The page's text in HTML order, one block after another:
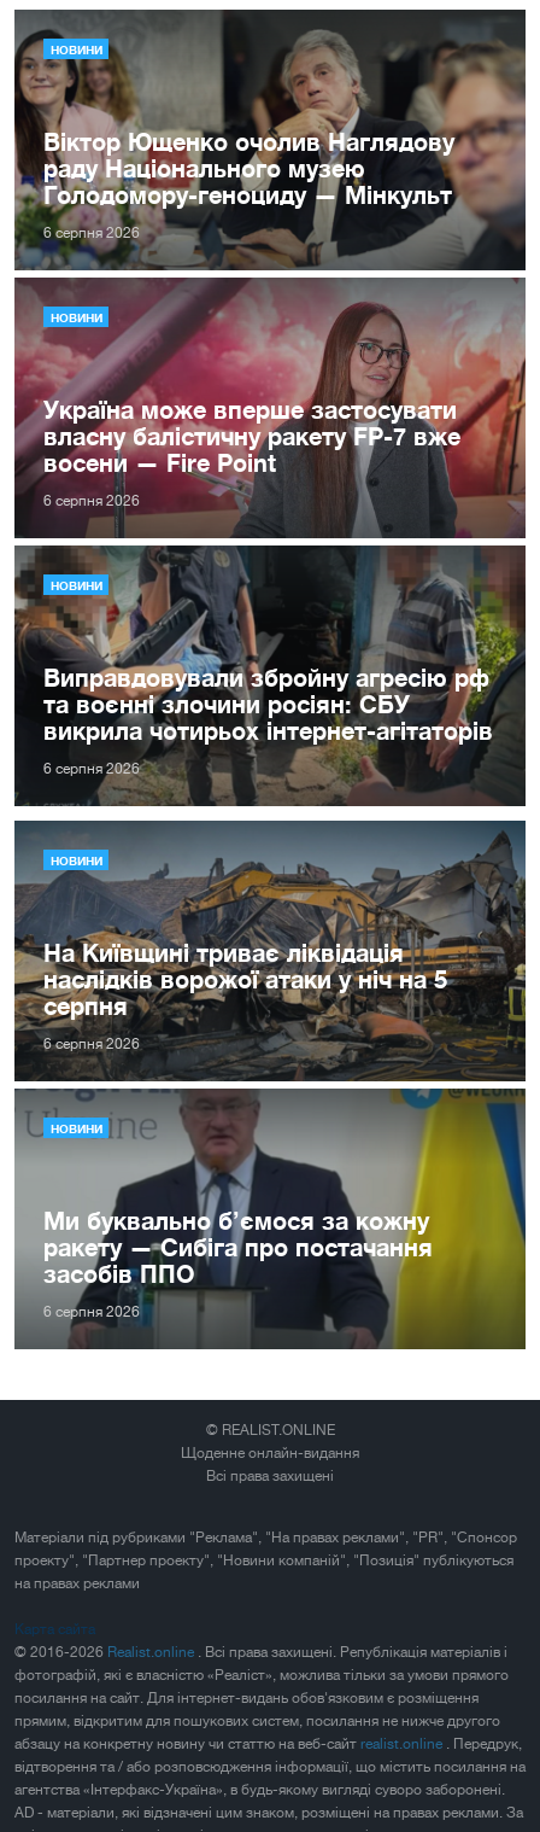
НОВИНИ
Віктор Ющенко очолив Наглядову
раду Національного музею
Голодомору-геноциду — Мінкульт
6 серпня 2026
НОВИНИ
Україна може вперше застосувати
власну балістичну ракету FP-7 вже
восени — Fire Point
6 серпня 2026
НОВИНИ
Виправдовували збройну агресію рф
та воєнні злочини росіян: СБУ
викрила чотирьох інтернет-агітаторів
6 серпня 2026
НОВИНИ
На Київщині триває ліквідація
наслідків ворожої атаки у ніч на 5
серпня
6 серпня 2026
НОВИНИ
Ми буквально б’ємося за кожну
ракету — Сибіга про постачання
засобів ППО
6 серпня 2026
© REALIST.ONLINE
Щоденне онлайн-видання
Всі права захищені
Матеріали під рубриками "Реклама", "На правах реклами", "PR", "Спонсор
проекту", "Партнер проекту", "Новини компаній", "Позиція" публікуються
на правах реклами
Карта сайта
© 2016-2026 Realist.online . Всі права захищені. Републікація матеріалів і
фотографій, які є власністю «Реаліст», можлива тільки за умови прямого
посилання на сайт. Для інтернет-видань обов'язковим є розміщення
прямим, відкритим для пошукових систем, посилання не нижче другого
абзацу на конкретну новину чи статтю на веб-сайт realist.online . Передрук,
відтворення та / або розповсюдження інформації, що містить посилання на
агентства «Інтерфакс-Україна», в будь-якому вигляді суворо заборонені.
AD - матеріали, які відзначені цим знаком, розміщені на правах реклами. За